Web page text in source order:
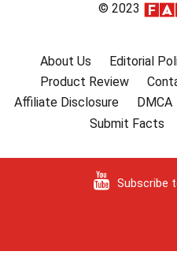
© 2023
About Us Editorial
Product Review
Affiliate Disclosure
DMCA
Submit Facts
Subscribe